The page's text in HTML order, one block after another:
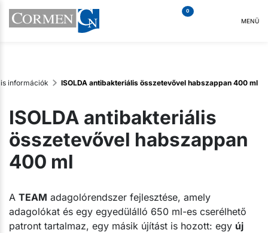
0
MENÜ
információk ISOLDA antibakteriális összetevővel habszappan 400 ml
ISOLDA antibakteriális
összetevővel habszappan
400 ml
A TEAM adagolórendszer fejlesztése, amely
adagolókat és egy egyedülálló 650 ml-es cserélhető
patront tartalmaz, egy másik újítást is hozott: egy új